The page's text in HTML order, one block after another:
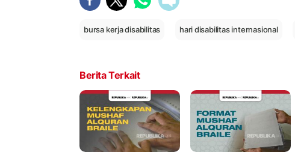
bursa kerja disabilitas hari disabilitas internasional
Berita Terkait